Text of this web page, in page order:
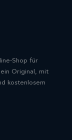
Shop für
Original, mit
kostenlosem